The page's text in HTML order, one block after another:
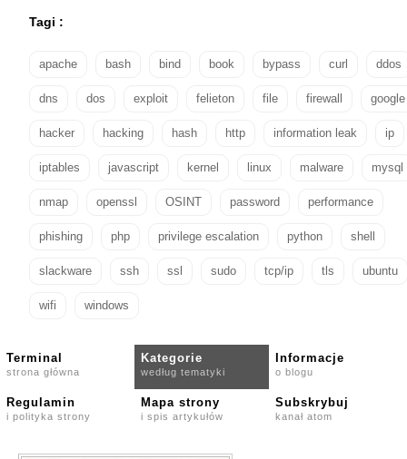
Tagi :
apache bash bind book bypass curl ddos
dns dos exploit felieton file firewall google
hacker hacking hash http information leak ip
iptables javascript kernel linux malware mysql
nmap openssl OSINT password performance
phishing php privilege escalation python shell
slackware ssh ssl sudo tcp/ip tls ubuntu
wifi windows
Terminal
strona główna
Kategorie
według tematyki
Informacje
o blogu
Regulamin
i polityka strony
Mapa strony
i spis artykułów
Subskrybuj
kanał atom